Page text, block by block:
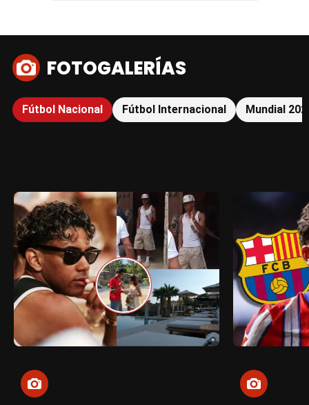
FOTOGALERÍAS
Fútbol Nacional Fútbol Internacional Mundial